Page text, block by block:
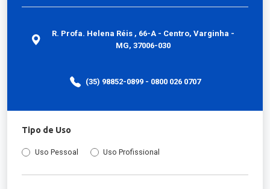
R. Profa. Helena Réis , 66-A - Centro, Varginha -
MG, 37006-030
(35) 98852-0899 - 0800 026 0707
Tipo de Uso
Uso Pessoal Uso Profissional